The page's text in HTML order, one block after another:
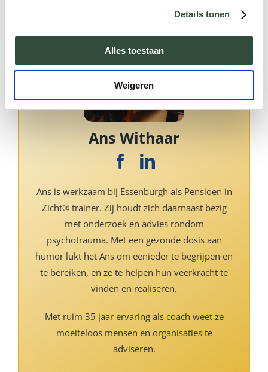
Details tonen
Alles toestaan
Weigeren
Ans Withaar
Ans is werkzaam bij Essenburgh als Pensioen in
Zicht® trainer. Zij houdt zich daarnaast bezig
met onderzoek en advies rondom
psychotrauma. Met een gezonde dosis aan
humor lukt het Ans om eenieder te begrijpen en
te bereiken, en ze te helpen hun veerkracht te
vinden en realiseren.
Met ruim 35 jaar ervaring als coach weet ze
moeiteloos mensen en organisaties te
adviseren.